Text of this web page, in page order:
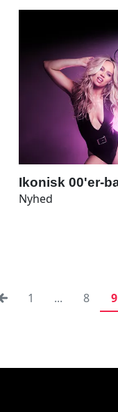
Ikonisk 00'er-
Nyhed
1 ... 8 9